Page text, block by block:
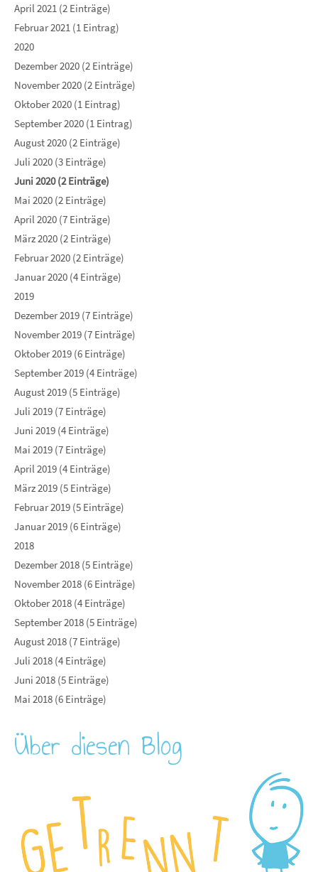
April 2021 (2 Einträge)
Februar 2021 (1 Eintrag)
2020
Dezember 2020 (2 Einträge)
November 2020 (2 Einträge)
Oktober 2020 (1 Eintrag)
September 2020 (1 Eintrag)
August 2020 (2 Einträge)
Juli 2020 (3 Einträge)
Juni 2020 (2 Einträge)
Mai 2020 (2 Einträge)
April 2020 (7 Einträge)
März 2020 (2 Einträge)
Februar 2020 (2 Einträge)
Januar 2020 (4 Einträge)
2019
Dezember 2019 (7 Einträge)
November 2019 (7 Einträge)
Oktober 2019 (6 Einträge)
September 2019 (4 Einträge)
August 2019 (5 Einträge)
Juli 2019 (7 Einträge)
Juni 2019 (4 Einträge)
Mai 2019 (7 Einträge)
April 2019 (4 Einträge)
März 2019 (5 Einträge)
Februar 2019 (5 Einträge)
Januar 2019 (6 Einträge)
2018
Dezember 2018 (5 Einträge)
November 2018 (6 Einträge)
Oktober 2018 (4 Einträge)
September 2018 (5 Einträge)
August 2018 (7 Einträge)
Juli 2018 (4 Einträge)
Juni 2018 (5 Einträge)
Mai 2018 (6 Einträge)
Über diesen Blog